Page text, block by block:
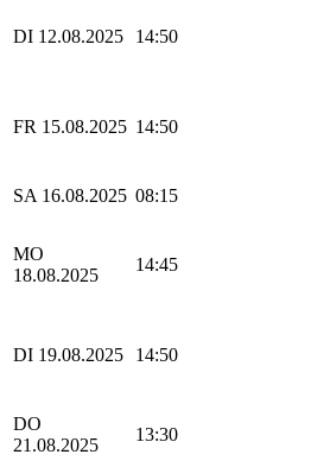
DI 12.08.2025 14:50
FR 15.08.2025 14:50
SA 16.08.2025 08:15
MO
18.08.2025
14:45
DI 19.08.2025 14:50
DO
21.08.2025
13:30